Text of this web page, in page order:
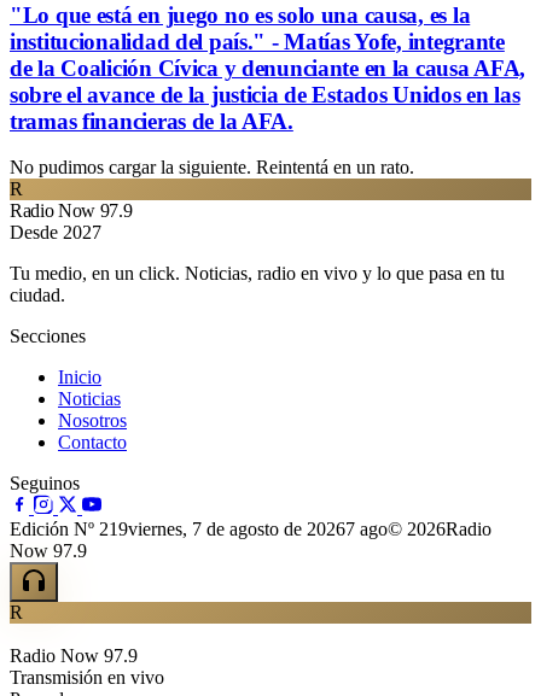
"Lo que está en juego no es solo una causa, es la
institucionalidad del país." - Matías Yofe, integrante
de la Coalición Cívica y denunciante en la causa AFA,
sobre el avance de la justicia de Estados Unidos en las
tramas financieras de la AFA.
No pudimos cargar la siguiente. Reintentá en un rato.
R
Radio Now 97.9
Desde 2027
Tu medio, en un click. Noticias, radio en vivo y lo que pasa en tu
ciudad.
Secciones
Inicio
Noticias
Nosotros
Contacto
Seguinos
Edición Nº 219viernes, 7 de agosto de 20267 ago© 2026Radio
Now 97.9
R
Radio Now 97.9
Transmisión en vivo